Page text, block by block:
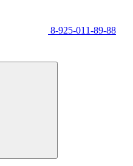
8-925-011-89-88